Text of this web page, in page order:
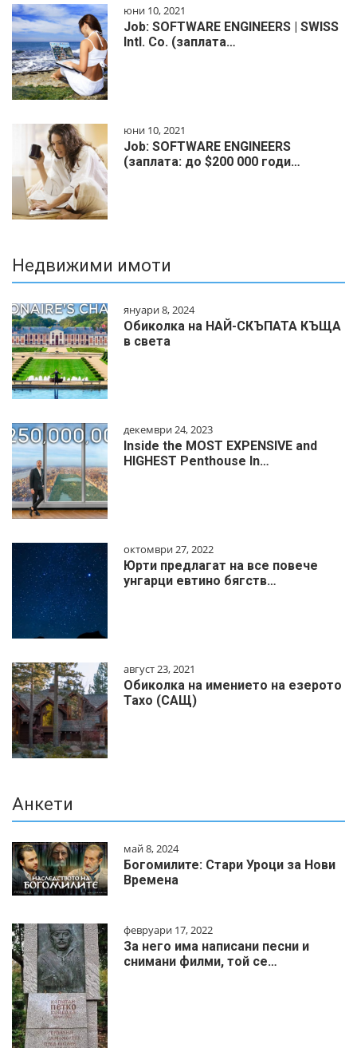
юни 10, 2021
Job: SOFTWARE ENGINEERS | SWISS
Intl. Co. (заплата…
юни 10, 2021
Job: SOFTWARE ENGINEERS
(заплата: до $200 000 годи…
Недвижими имоти
януари 8, 2024
Обиколка на НАЙ-СКЪПАТА КЪЩА
в света
декември 24, 2023
Inside the MOST EXPENSIVE and
HIGHEST Penthouse In…
октомври 27, 2022
Юрти предлагат на все повече
унгарци евтино бягств…
август 23, 2021
Обиколка на имението на езерото
Тахо (САЩ)
Анкети
май 8, 2024
Богомилите: Стари Уроци за Нови
Времена
февруари 17, 2022
За него има написани песни и
снимани филми, той се…